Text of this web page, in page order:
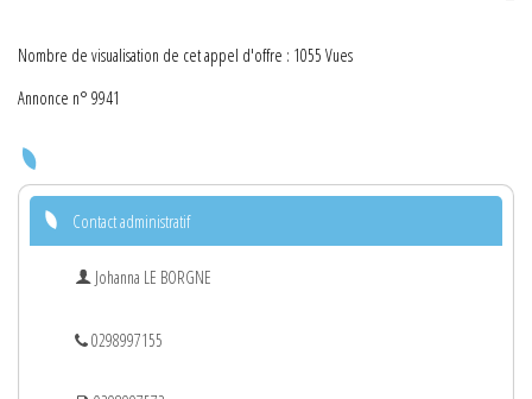
Nombre de visualisation de cet appel d'offre : 1055 Vues
Annonce n° 9941
Contact administratif
Johanna LE BORGNE
0298997155